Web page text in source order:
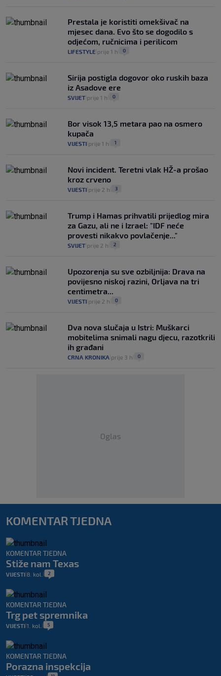
Prestala je koristiti omekšivač na
mjesec dana. Evo što se dogodilo s
odjećom, ručnicima i perilicom
LIFESTYLE prije 1 h 0
Sirija postigla dogovor oko ruskih baza
iz Asadove ere
SVIJET prije 1 h 0
Bor visok 13,5 metara pao na osmero
kupača
VIJESTI prije 1 h 1
Novi incident. Teretni vlak HŽ-a prošao
kroz crveno
VIJESTI prije 2 h 3
Trump i Hamas prihvatili prijedlog mira
za Gazu, ali ne i Izrael: "IDF neće
provesti nikakvo povlačenje..."
SVIJET prije 2 h 2
Upozorenja su sve ozbiljnija: Drava na
povijesno niskoj razini, Orljava na tri
centimetra...
VIJESTI prije 2 h 0
Dva nova slučaja u Istri: Muškarci
mobitelima snimali nagu djecu, razotkrili
ih građani
CRNA KRONIKA prije 3 h 0
Oglas
KOMENTAR TJEDNA
KOMENTAR TJEDNA
Stiže nam Texas
VIJESTI 8. kol. 2
KOMENTAR TJEDNA
Trg pet spremnika
VIJESTI 1. kol. 5
KOMENTAR TJEDNA
Porazna inspekcija